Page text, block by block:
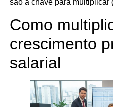
são a chave para multiplicar
Como
crescimento
salarial